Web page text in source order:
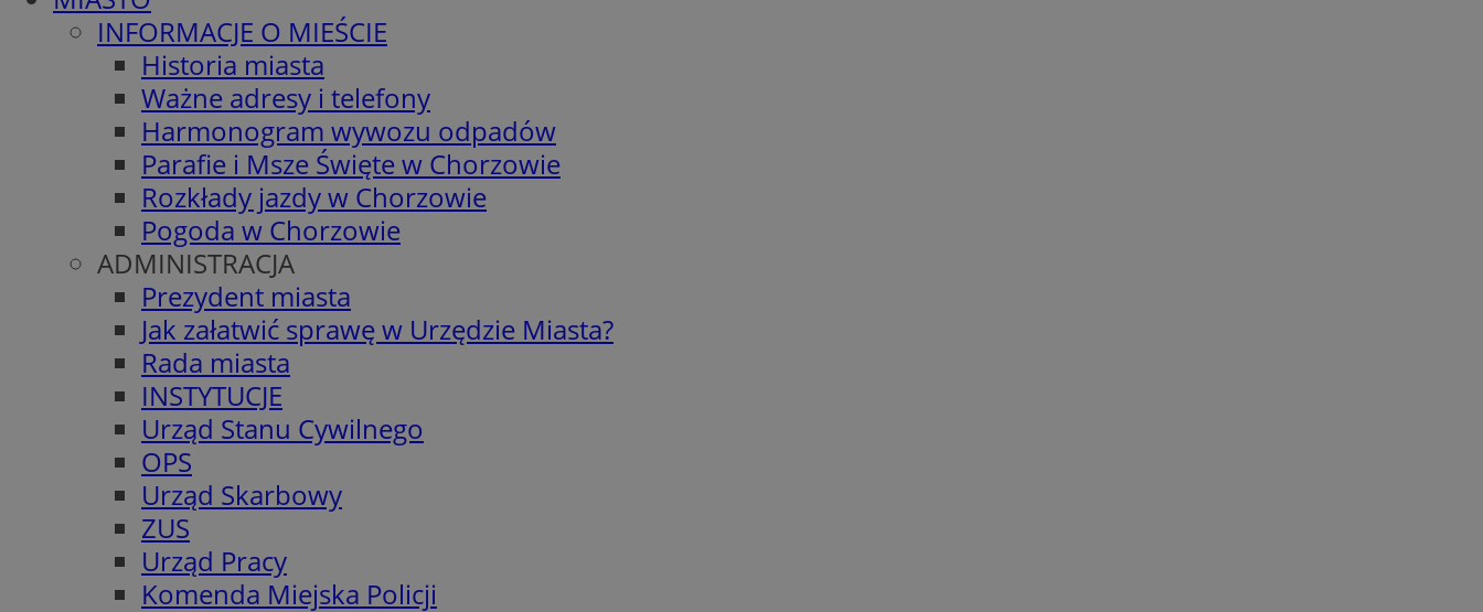
INFORMACJE O MIEŚCIE
Historia miasta
Ważne adresy i telefony
Harmonogram wywozu odpadów
Parafie i Msze Święte w Chorzowie
Rozkłady jazdy w Chorzowie
Pogoda w Chorzowie
ADMINISTRACJA
Prezydent miasta
Jak załatwić sprawę w Urzędzie Miasta?
Rada miasta
INSTYTUCJE
Urząd Stanu Cywilnego
OPS
Urząd Skarbowy
ZUS
Urząd Pracy
Komenda Miejska Policji